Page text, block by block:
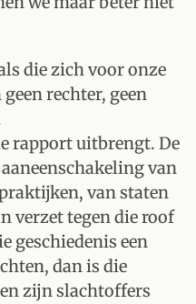
die zich voor onze
rechter, geen
rapport uitbrengt. De
van
van staten
verzet tegen die roof
geschiedenis een
dan is die
zijn slachtoffers